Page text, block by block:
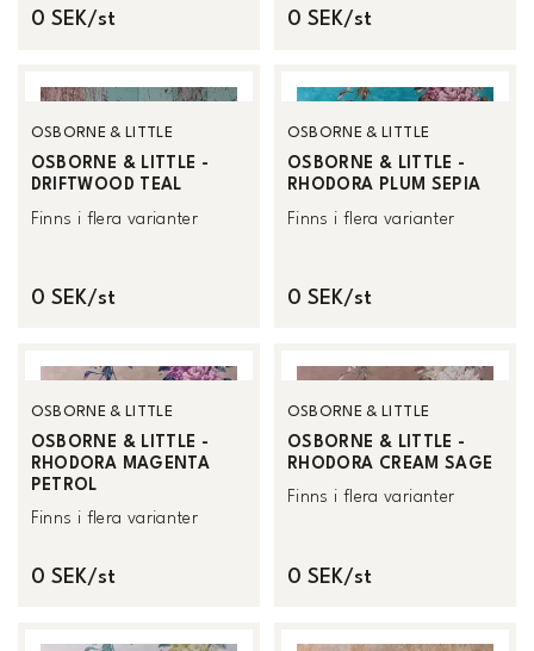
0 SEK/st 0 SEK/st
OSBORNE & LITTLE
OSBORNE & LITTLE -
DRIFTWOOD TEAL
Finns i flera varianter
0 SEK/st
OSBORNE & LITTLE
OSBORNE & LITTLE -
RHODORA PLUM SEPIA
Finns i flera varianter
0 SEK/st
OSBORNE & LITTLE
OSBORNE & LITTLE -
RHODORA MAGENTA
PETROL
Finns i flera varianter
0 SEK/st
OSBORNE & LITTLE
OSBORNE & LITTLE -
RHODORA CREAM SAGE
Finns i flera varianter
0 SEK/st